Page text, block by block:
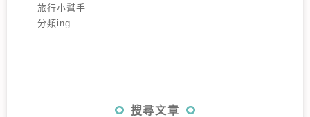
旅行小幫手
分類ing
搜尋文章